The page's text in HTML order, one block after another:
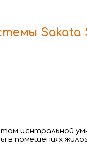
Sakata
центральной
помещениях